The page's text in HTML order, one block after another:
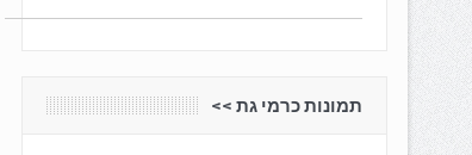
תמונות כרמי גת <<